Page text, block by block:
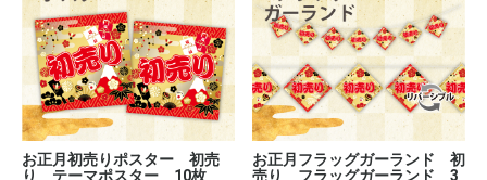
お正月初売りポスター 初売
り テーマポスター 10枚
お正月フラッグガーランド 初
売り フラッグガーランド 3